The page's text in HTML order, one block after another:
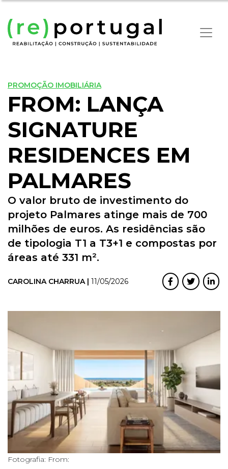
PROMOÇÃO IMOBILIÁRIA
FROM: LANÇA
SIGNATURE
RESIDENCES EM
PALMARES
O valor bruto de investimento do
projeto Palmares atinge mais de 700
milhões de euros. As residências são
de tipologia T1 a T3+1 e compostas por
áreas até 331 m².
CAROLINA CHARRUA | 11/05/2026
Fotografia: From: